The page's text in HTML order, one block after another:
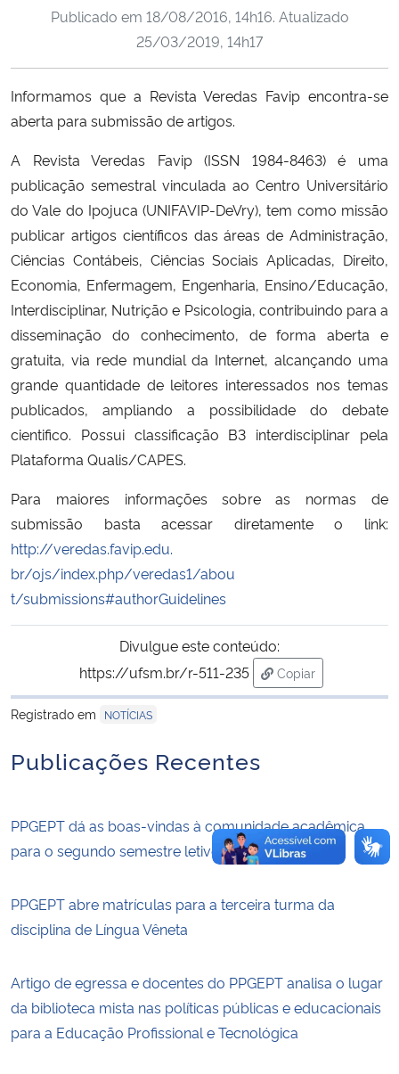
Ministério da Cidadania
Ministério de Minas e Energia
Ministério da Ciência, Tecnologia, Inovações e Comunicações
Ministério do Meio Ambiente
Ministério do Desenvolvimento Regional
Controladoria-Geral da União
Ministério da Mulher, da Família e dos Direitos Humanos
Secretaria-Geral
Gabinete de Segurança Institucional
Advocacia-Geral da União
Banco Central do Brasil
Publicado em 18/08/2016, 14h16. Atualizado
25/03/2019, 14h17
Informamos que a Revista Veredas Favipencontra-se
aberta para submissão de artigos.
A Revista Veredas Favip(ISSN 1984-8463) é uma
publicação semestral vinculada ao Centro Universitário
do Vale do Ipojuca (UNIFAVIP-DeVry), tem como missão
publicar artigos científicos das áreas de Administração,
Ciências Contábeis, Ciências Sociais Aplicadas, Direito,
Economia, Enfermagem, Engenharia, Ensino/Educação,
Interdisciplinar, Nutrição e Psicologia, contribuindo para a
disseminação do conhecimento, de forma aberta e
gratuita, via rede mundial da Internet, alcançando uma
grande quantidade de leitores interessados nos temas
publicados, ampliando a possibilidade do debate
cientifico. Possui classificação B3 interdisciplinar pela
Plataforma Qualis/CAPES.
Para maiores informações sobre as normas de
submissão basta acessar diretamente o link:
http://veredas.favip.edu.
br/ojs/index.php/veredas1/abou
t/submissions#authorGuidelines
Divulgue este conteúdo:
https://ufsm.br/r-511-235
Copiar
para área de
Registrado em
NOTÍCIAS
Publicações Recentes
PPGEPT dá as boas-vindas à comunidade acadêmica
para o segundo semestre letivo de 2026
PPGEPT abre matrículas para a terceira turma da
disciplina de Língua Vêneta
Artigo de egressa e docentes do PPGEPT analisa o lugar
da biblioteca mista nas políticas públicas e educacionais
para a Educação Profissional e Tecnológica